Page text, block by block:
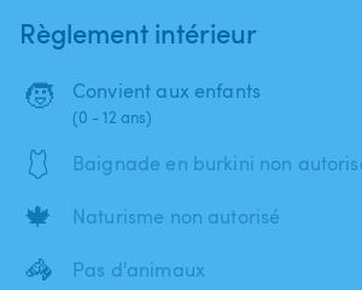
Règlement intérieur
🧒 Convient aux enfants
(0 - 12 ans)
🩱 Baignade en burkini non
🍁 Naturisme non autorisé
🦓 Pas d'animaux